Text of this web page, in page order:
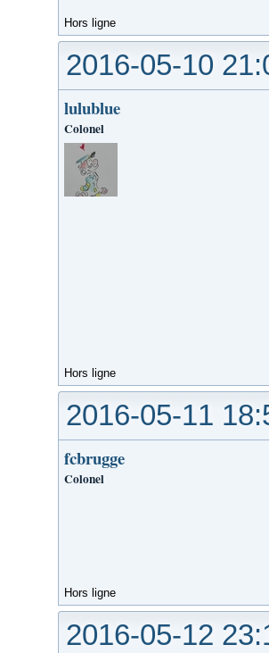
Hors ligne
2016-05-10
lulublue
Colonel
Hors ligne
2016-05-11
fcbrugge
Colonel
Hors ligne
2016-05-12